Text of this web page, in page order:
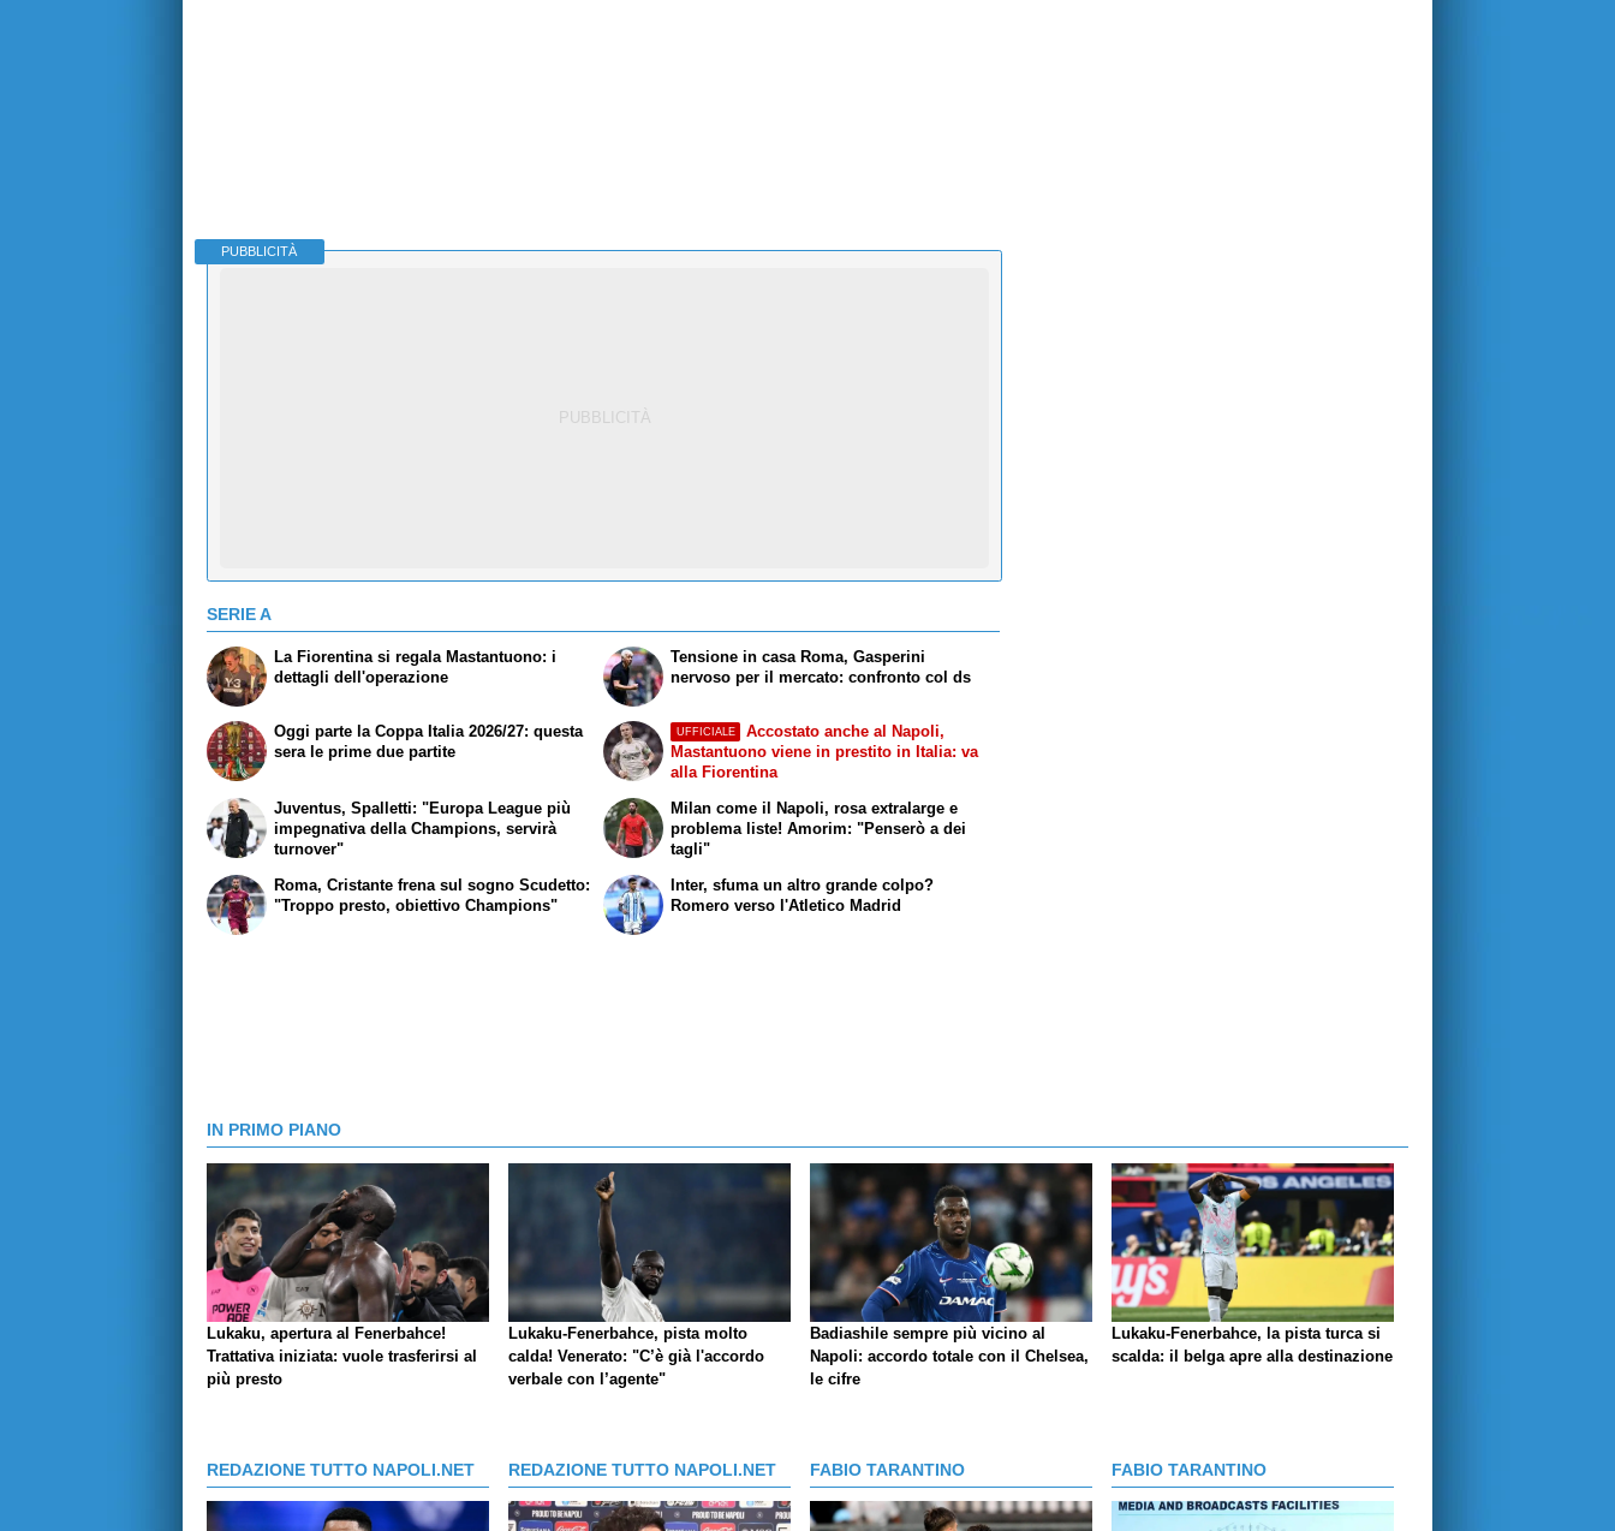
PUBBLICITÀ
SERIE A
La Fiorentina si regala Mastantuono: i
dettagli dell'operazione
Oggi parte la Coppa Italia 2026/27: questa
sera le prime due partite
Tensione in casa Roma, Gasperini
nervoso per il mercato: confronto col ds
UFFICIALE
Accostato anche al Napoli,
Mastantuono viene in prestito in Italia: va
alla Fiorentina
Juventus, Spalletti: "Europa League più
impegnativa della Champions, servirà
turnover"
Roma, Cristante frena sul sogno Scudetto:
"Troppo presto, obiettivo Champions"
Milan come il Napoli, rosa extralarge e
problema liste! Amorim: "Penserò a dei
tagli"
Inter, sfuma un altro grande colpo?
Romero verso l'Atletico Madrid
IN PRIMO PIANO
Lukaku, apertura al Fenerbahce!
Trattativa iniziata: vuole trasferirsi al
più presto
Lukaku-Fenerbahce, pista molto
calda! Venerato: "C’è già l'accordo
verbale con l’agente"
Badiashile sempre più vicino al
Napoli: accordo totale con il Chelsea,
le cifre
Lukaku-Fenerbahce, la pista turca si
scalda: il belga apre alla destinazione
REDAZIONE TUTTO NAPOLI.NET REDAZIONE TUTTO NAPOLI.NET FABIO TARANTINO FABIO TARANTINO